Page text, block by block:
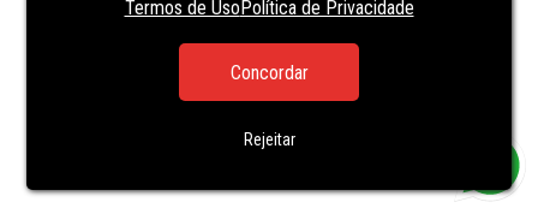
Termos de UsoPolítica de Privacidade
Concordar
Rejeitar